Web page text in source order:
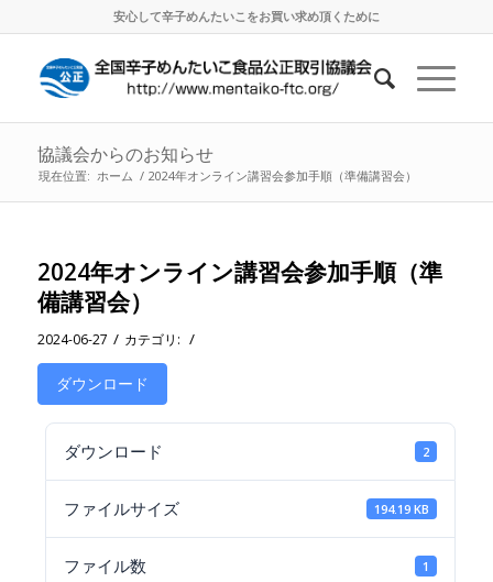
安心して辛子めんたいこをお買い求め頂くために
協議会からのお知らせ
現在位置: ホーム / 2024年オンライン講習会参加手順（準備講習会）
2024年オンライン講習会参加手順（準
備講習会）
2024-06-27 / カテゴリ: /
ダウンロード
ダウンロード 2
ファイルサイズ 194.19 KB
ファイル数 1